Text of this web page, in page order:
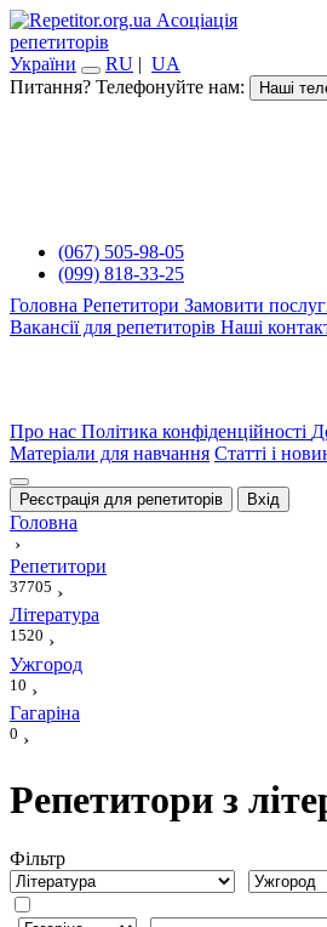
Асоціація
репетиторів
України
RU | UA
Питання? Телефонуйте нам:
Наші
(067) 505-98-05
(099) 818-33-25
Головна Репетитори Замовити
Вакансії для репетиторів Наші
Про нас Політика конфіденційності
Матеріали для навчання Статті і
Реєстрація для репетиторів Вхід
Головна
›
Репетитори
37705 ›
Література
1520 ›
Ужгород
10 ›
Гагаріна
0 ›
Репетитори з
Фiльтр